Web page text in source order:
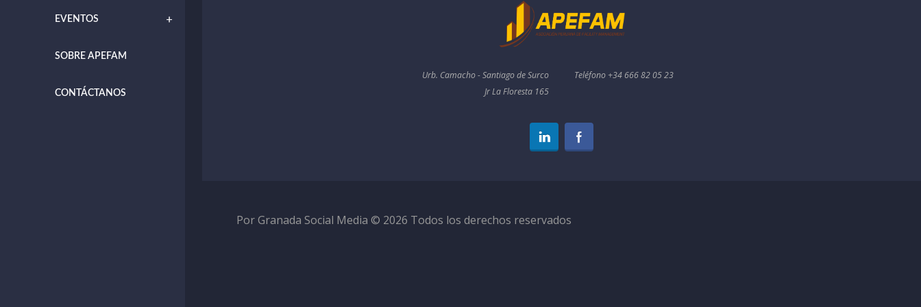
EVENTOS
SOBRE APEFAM
CONTÁCTANOS
Teléfono +34 666 82 05 23
Urb. Camacho - Santiago de Surco
Jr La Floresta 165
Por Granada Social Media © 2026 Todos los derechos reservados